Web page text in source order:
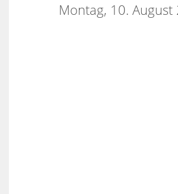
Montag, 10. August